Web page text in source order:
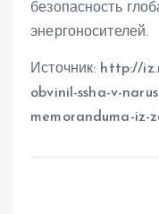
безопасность
энергоносителей.
Источник: http://
obvinil-ssha-v-
memoranduma-iz-